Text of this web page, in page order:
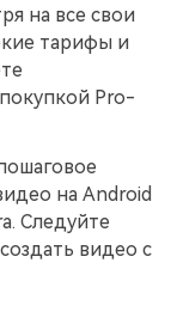
на все свои
тарифы и
Pro-
на Android
Следуйте
видео с